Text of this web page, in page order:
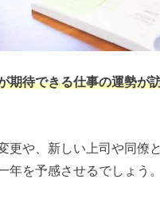
期待できる仕事の運勢が
更や、新しい上司や同僚
年を予感させるでしょう。